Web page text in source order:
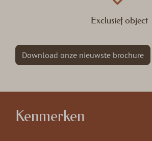
Exclusief object
Download onze nieuwste brochure
Kenmerken